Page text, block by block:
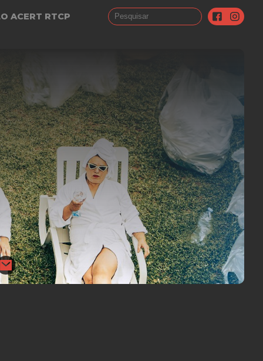
ACERT RTCP